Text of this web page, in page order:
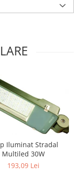
Iluminat Stradal
Multiled 30W
193,09 Lei